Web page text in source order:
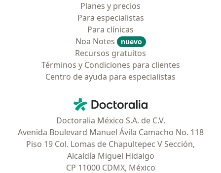
Planes y precios
Para especialistas
Para clínicas
Noa Notes
nuevo
Recursos gratuitos
Términos y Condiciones para clientes
Centro de ayuda para especialistas
Doctoralia - Página de inicio
Doctoralia México S.A. de C.V.
Avenida Boulevard Manuel Ávila Camacho No. 118
Piso 19 Col. Lomas de Chapultepec V Sección,
Alcaldía Miguel Hidalgo
CP 11000 CDMX, México